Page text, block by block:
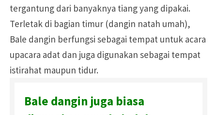
tergantung dari banyaknya tiang yang dipakai.
Terletak di bagian timur (dangin natah umah),
Bale dangin berfungsi sebagai tempat untuk acara
upacara adat dan juga digunakan sebagai tempat
istirahat maupun tidur.
Bale dangin juga biasa